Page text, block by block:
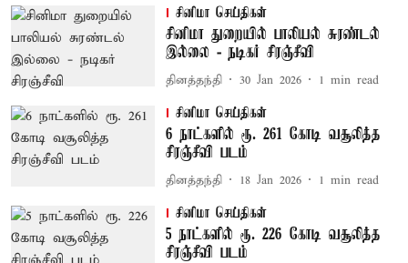
சினிமா செய்திகள்
சினிமா துறையில் பாலியல் சுரண்டல்
இல்லை - நடிகர் சிரஞ்சீவி
தினத்தந்தி 30 Jan 2026 1 min read
சினிமா செய்திகள்
6 நாட்களில் ரூ. 261 கோடி வசூலித்த
சிரஞ்சீவி படம்
தினத்தந்தி 18 Jan 2026 1 min read
சினிமா செய்திகள்
5 நாட்களில் ரூ. 226 கோடி வசூலித்த
சிரஞ்சீவி படம்